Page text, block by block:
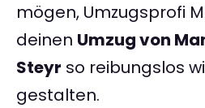
mögen, Umzugsprofi
deinen Umzug von
Steyr so reibungslos
gestalten.